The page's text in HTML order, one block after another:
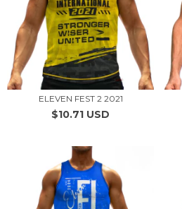
ELEVEN FEST 2 2021
$10.71 USD